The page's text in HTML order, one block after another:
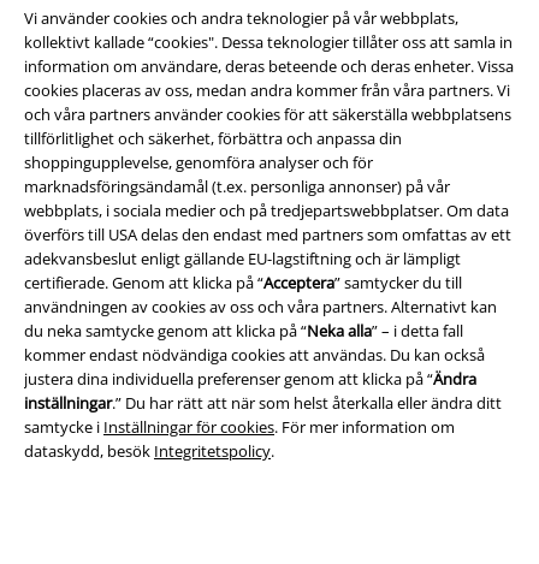
Vi använder cookies och andra teknologier på vår webbplats,
kollektivt kallade “cookies". Dessa teknologier tillåter oss att samla in
information om användare, deras beteende och deras enheter. Vissa
cookies placeras av oss, medan andra kommer från våra partners. Vi
och våra partners använder cookies för att säkerställa webbplatsens
tillförlitlighet och säkerhet, förbättra och anpassa din
shoppingupplevelse, genomföra analyser och för
marknadsföringsändamål (t.ex. personliga annonser) på vår
webbplats, i sociala medier och på tredjepartswebbplatser. Om data
överförs till USA delas den endast med partners som omfattas av ett
adekvansbeslut enligt gällande EU-lagstiftning och är lämpligt
certifierade. Genom att klicka på “Acceptera” samtycker du till
användningen av cookies av oss och våra partners. Alternativt kan
du neka samtycke genom att klicka på “Neka alla” – i detta fall
kommer endast nödvändiga cookies att användas. Du kan också
justera dina individuella preferenser genom att klicka på “Ändra
inställningar.” Du har rätt att när som helst återkalla eller ändra ditt
samtycke i Inställningar för cookies. För mer information om
dataskydd, besök Integritetspolicy.
Juridisk information/Villkor
Villkor
Om oss
Ladda ner villkoren
Avfallshantering och miljöskydd
Försäkran om överensstämmelse